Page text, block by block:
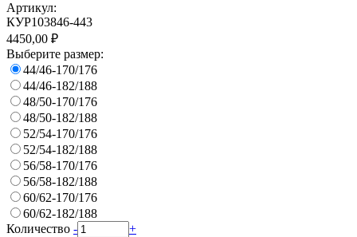
Артикул:
КУР103846-443
4450,00 ₽
Выберите размер:
44/46-170/176
44/46-182/188
48/50-170/176
48/50-182/188
52/54-170/176
52/54-182/188
56/58-170/176
56/58-182/188
60/62-170/176
60/62-182/188
Количество - +